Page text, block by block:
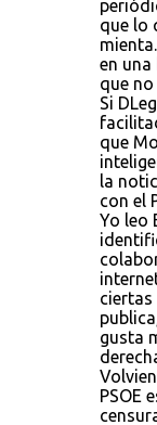
que lo
en
que
Si
que
la
con el
Yo leo
ciertas
gusta
PSOE